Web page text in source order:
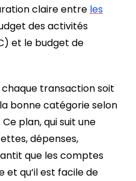
claire entre les
des activités
et le budget de
transaction soit
bonne catégorie selon
plan, qui suit une
dépenses,
que les comptes
qu’il est facile de